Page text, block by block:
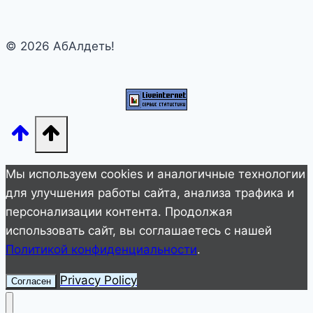
от
былой
Бойко?
© 2026 АбАлдеть!
Мы используем cookies и аналогичные технологии
для улучшения работы сайта, анализа трафика и
персонализации контента. Продолжая
использовать сайт, вы соглашаетесь с нашей
Политикой конфиденциальности.
Согласен Privacy Policy